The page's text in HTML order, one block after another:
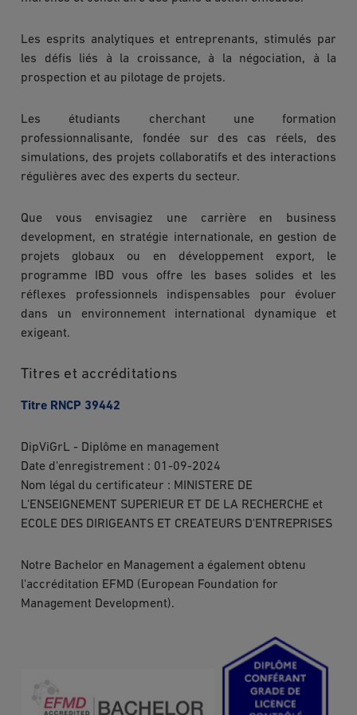
Les esprits analytiques et entreprenants, stimulés par
les défis liés à la croissance, à la négociation, à la
prospection et au pilotage de projets.
Les étudiants cherchant une formation
professionnalisante, fondée sur des cas réels, des
simulations, des projets collaboratifs et des interactions
régulières avec des experts du secteur.
Que vous envisagiez une carrière en business
development, en stratégie internationale, en gestion de
projets globaux ou en développement export, le
programme IBD vous offre les bases solides et les
réflexes professionnels indispensables pour évoluer
dans un environnement international dynamique et
exigeant.
Titres et accréditations
Titre RNCP 39442
DipViGrL - Diplôme en management
Date d'enregistrement : 01-09-2024
Nom légal du certificateur : MINISTERE DE
L'ENSEIGNEMENT SUPERIEUR ET DE LA RECHERCHE et
ECOLE DES DIRIGEANTS ET CREATEURS D'ENTREPRISES
Notre Bachelor en Management a également obtenu
l'accréditation EFMD (European Foundation for
Management Development).